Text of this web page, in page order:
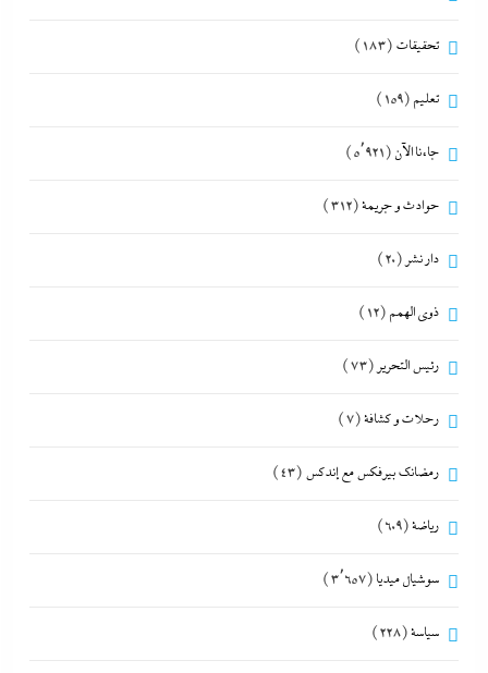
تحقيقات (183)
تعليم (159)
جاءنا الآن (5٬921)
حوادث و جريمة(312)
دار نشر (20)
ذوى الهمم (12)
رئيس التحرير (73)
رحلات و كشافة(7)
رمضانك بيرفكس مع إندكس (43)
رياضة(609)
سوشيال ميديا (3٬657)
سياسة(228)